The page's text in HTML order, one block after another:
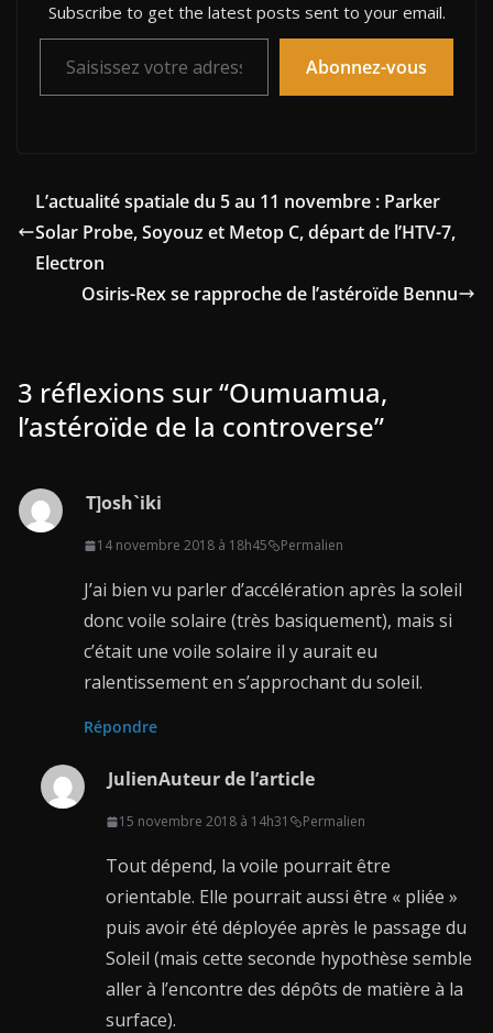
Subscribe to get the latest posts sent to your email.
Saisissez votre adresse e-mail…
Abonnez-vous
L’actualité spatiale du 5 au 11 novembre : Parker
Solar Probe, Soyouz et Metop C, départ de l’HTV-7,
Electron
Osiris-Rex se rapproche de l’astéroïde Bennu
3 réflexions sur “Oumuamua,
l’astéroïde de la controverse”
T]osh`iki
14 novembre 2018 à 18h45 Permalien
J’ai bien vu parler d’accélération après la soleil
donc voile solaire (très basiquement), mais si
c’était une voile solaire il y aurait eu
ralentissement en s’approchant du soleil.
Répondre
JulienAuteur de l’article
15 novembre 2018 à 14h31 Permalien
Tout dépend, la voile pourrait être
orientable. Elle pourrait aussi être « pliée »
puis avoir été déployée après le passage du
Soleil (mais cette seconde hypothèse semble
aller à l’encontre des dépôts de matière à la
surface).